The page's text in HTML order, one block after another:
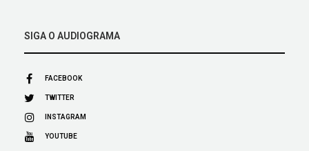
SIGA O AUDIOGRAMA
FACEBOOK
TWITTER
INSTAGRAM
YOUTUBE